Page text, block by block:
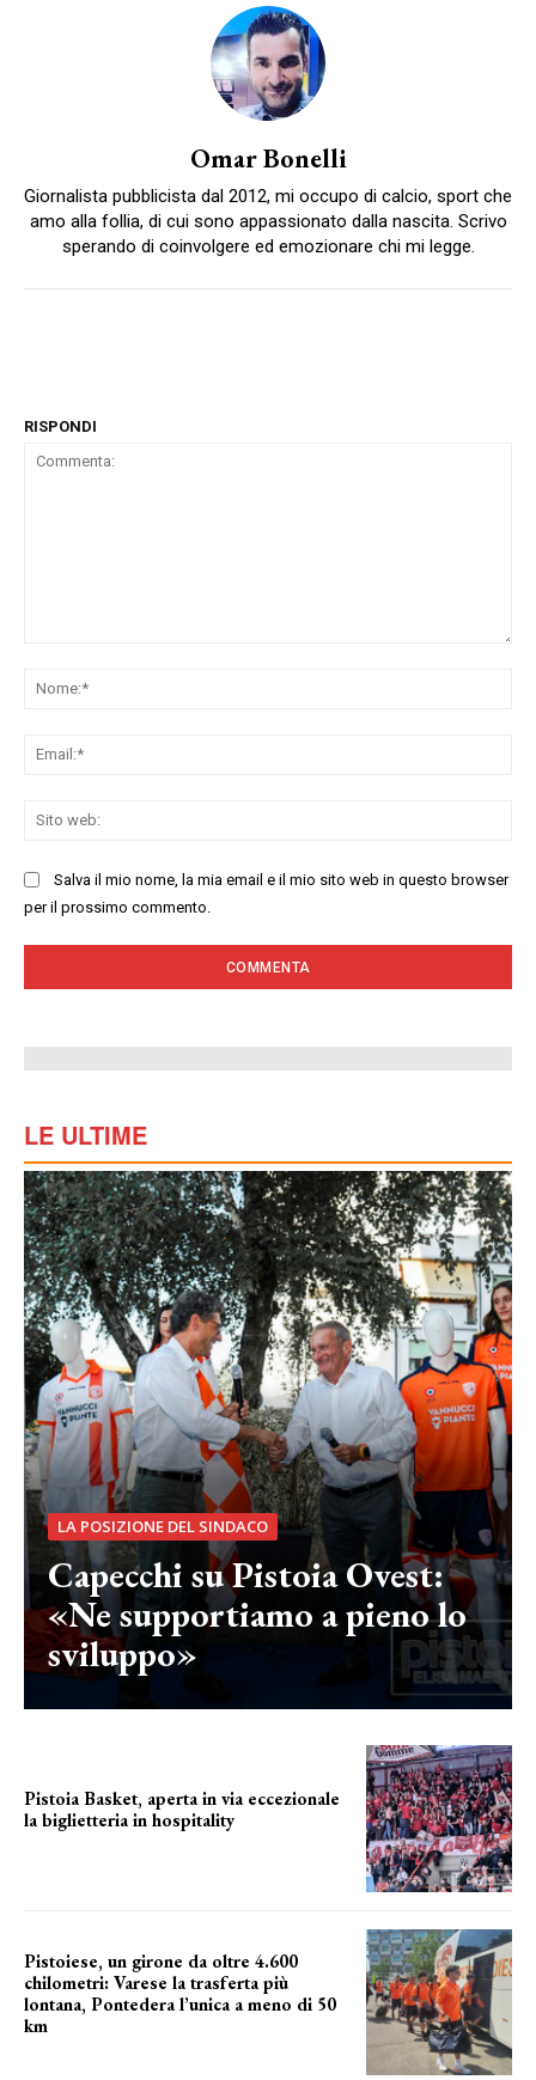
Omar Bonelli
Giornalista pubblicista dal 2012, mi occupo di calcio, sport che
amo alla follia, di cui sono appassionato dalla nascita. Scrivo
sperando di coinvolgere ed emozionare chi mi legge.
RISPONDI
Salva il mio nome, la mia email e il mio sito web in questo browser
per il prossimo commento.
LE ULTIME
LA POSIZIONE DEL SINDACO
Capecchi su Pistoia Ovest:
«Ne supportiamo a pieno lo
sviluppo»
Pistoia Basket, aperta in via eccezionale
la biglietteria in hospitality
Pistoiese, un girone da oltre 4.600
chilometri: Varese la trasferta più
lontana, Pontedera l’unica a meno di 50
km